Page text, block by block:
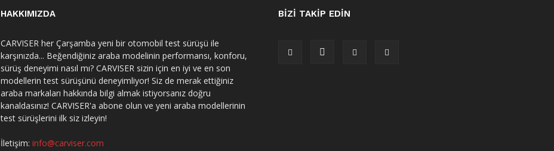
HAKKIMIZDA
CARVISER her Çarşamba yeni bir otomobil test sürüşü ile
karşınızda... Beğendiğiniz araba modelinin performansı, konforu,
sürüş deneyimi nasıl mı? CARVISER sizin için en iyi ve en son
modellerin test sürüşünü deneyimliyor! Siz de merak ettiğiniz
araba markaları hakkında bilgi almak istiyorsanız doğru
kanaldasınız! CARVISER'a abone olun ve yeni araba modellerinin
test sürüşlerini ilk siz izleyin!
İletişim: info@carviser.com
BİZİ TAKİP EDİN